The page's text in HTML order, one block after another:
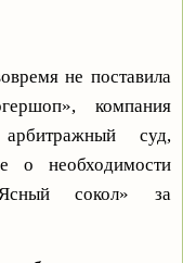
не поставила
компания
суд,
о необходимости
сокол» за